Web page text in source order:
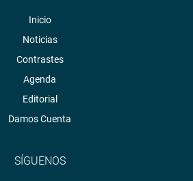
Inicio
Noticias
Contrastes
Agenda
Editorial
Damos Cuenta
SÍGUENOS